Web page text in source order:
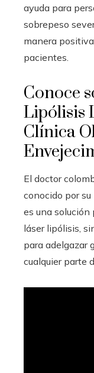
ayuda para
sobrepeso
manera
pacientes.
Conoce
Lipólisis
Clínica
El doctor
conocido por
es una
láser lipólisis,
para adelgazar
cualquier parte